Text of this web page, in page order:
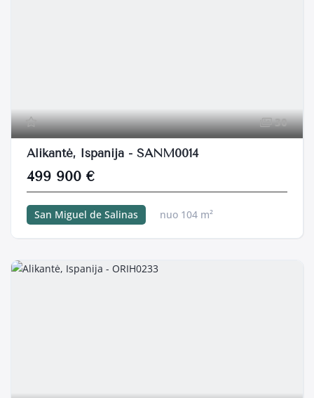
30
Alikantė, Ispanija - SANM0014
499 900 €
San Miguel de Salinas
nuo 104 m²